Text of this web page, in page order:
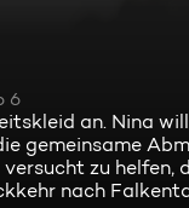
6
an. Nina
gemeinsame
zu
nach